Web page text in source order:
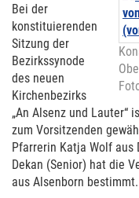
Bei der
konstituierenden
Sitzung der
Bezirkssynode
des neuen
Kirchenbezirks
„An Alsenz und Lauter“
zum Vorsitzenden
Pfarrerin Katja Wolf aus
Dekan (Senior) hat die
aus Alsenborn bestimmt.